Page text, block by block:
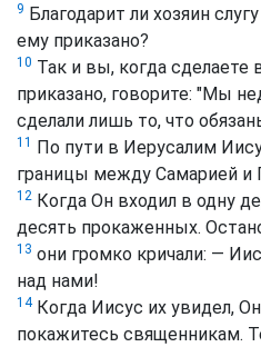
9 Благодарит ли хозяин
ему приказано?
10 Так и вы, когда сделаете
приказано, говорите: "Мы
сделали лишь то, что
11
По пути в Иерусалим
границы между Самарией и
12 Когда Он входил в одну
десять прокаженных.
13 они громко кричали: —
над нами!
14Когда Иисус их увидел,
покажитесь священникам.